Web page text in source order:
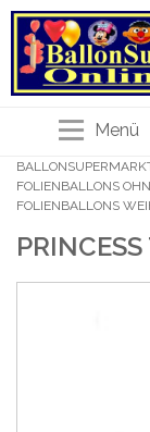
Menü
FOLIENBALLONS
FOLIENBALLONS
PRINCESS